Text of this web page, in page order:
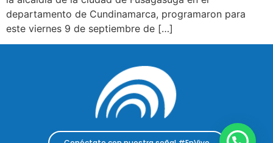
departamento de Cundinamarca, programaron para
este viernes 9 de septiembre de […]